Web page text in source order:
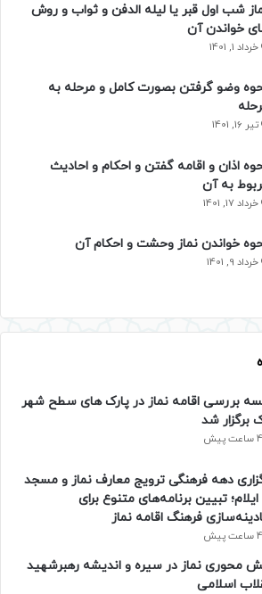
شب اول قبر یا لیله الدفن و ثواب و روش
خواندن آن
خرداد 1, 1401
وضو گرفتن بصورت کامل و مرحله به
تیر 16, 1401
اذان و اقامه گفتن و احکام و احادیث
به آن
خرداد 17, 1401
خواندن نماز وحشت و احکام آن
خرداد 9, 1401
بررسی اقامه نماز در پارک های سطح شهر
برگزار شد
4 ساعت پیش
دهه فرهنگی ترویج معارف نماز و مسجد
ایلام؛ تبیین برنامه‌های متنوع برای
فرهنگ اقامه نماز
4 ساعت پیش
محوری نماز در سیره و اندیشه رهبرشهید
اسلامی